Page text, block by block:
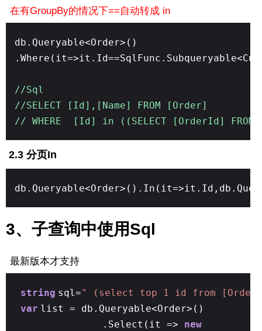
在有GroupBy的情况下==自动转成 in
db.Queryable<Order>()
//Sql
//SELECT [Id],[Name] FROM [Order]
// WHERE [Id] in ((SELECT [OrderId] FROM
2.3 分页In
3、子查询中使用Sql
最新版本才支持
string sql=" (select top 1 id from
var list = db.Queryable<Order>()
.Select(it => new